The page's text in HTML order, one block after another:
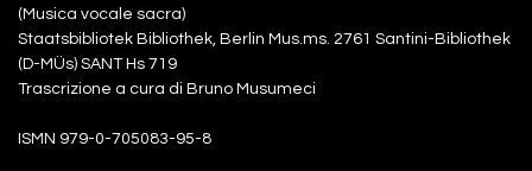
(Musica vocale sacra)
Staatsbibliotek Bibliothek, Berlin Mus.ms. 2761 Santini-Bibliothek
(D-MÜs) SANT Hs 719
Trascrizione a cura di Bruno Musumeci
ISMN 979-0-705083-95-8